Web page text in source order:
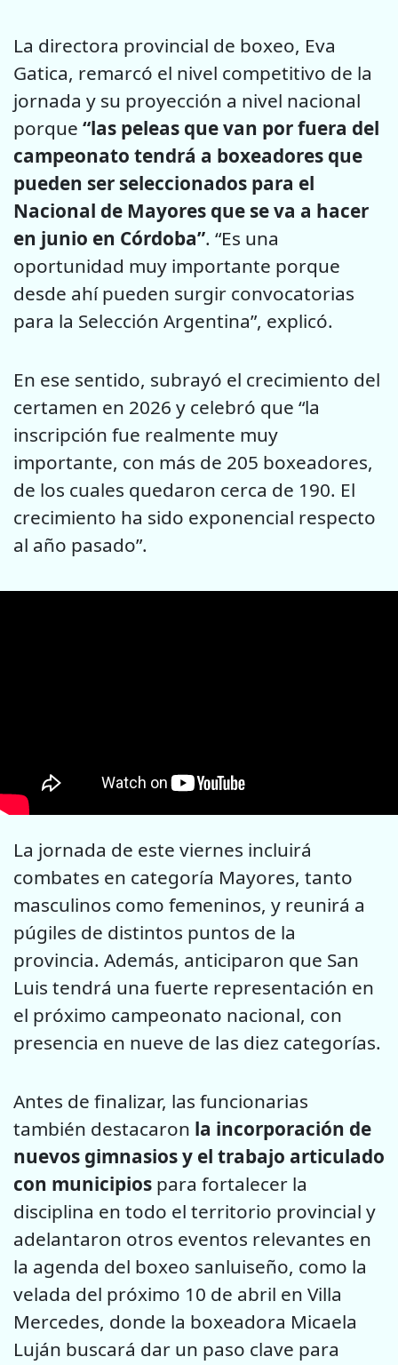
La directora provincial de boxeo, Eva
Gatica, remarcó el nivel competitivo de la
jornada y su proyección a nivel nacional
porque “las peleas que van por fuera del
campeonato tendrá a boxeadores que
pueden ser seleccionados para el
Nacional de Mayores que se va a hacer
en junio en Córdoba”. “Es una
oportunidad muy importante porque
desde ahí pueden surgir convocatorias
para la Selección Argentina”, explicó.
En ese sentido, subrayó el crecimiento del
certamen en 2026 y celebró que “la
inscripción fue realmente muy
importante, con más de 205 boxeadores,
de los cuales quedaron cerca de 190. El
crecimiento ha sido exponencial respecto
al año pasado”.
La jornada de este viernes incluirá
combates en categoría Mayores, tanto
masculinos como femeninos, y reunirá a
púgiles de distintos puntos de la
provincia. Además, anticiparon que San
Luis tendrá una fuerte representación en
el próximo campeonato nacional, con
presencia en nueve de las diez categorías.
Antes de finalizar, las funcionarias
también destacaron la incorporación de
nuevos gimnasios y el trabajo articulado
con municipios para fortalecer la
disciplina en todo el territorio provincial y
adelantaron otros eventos relevantes en
la agenda del boxeo sanluiseño, como la
velada del próximo 10 de abril en Villa
Mercedes, donde la boxeadora Micaela
Luján buscará dar un paso clave para